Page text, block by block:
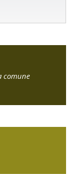
comune